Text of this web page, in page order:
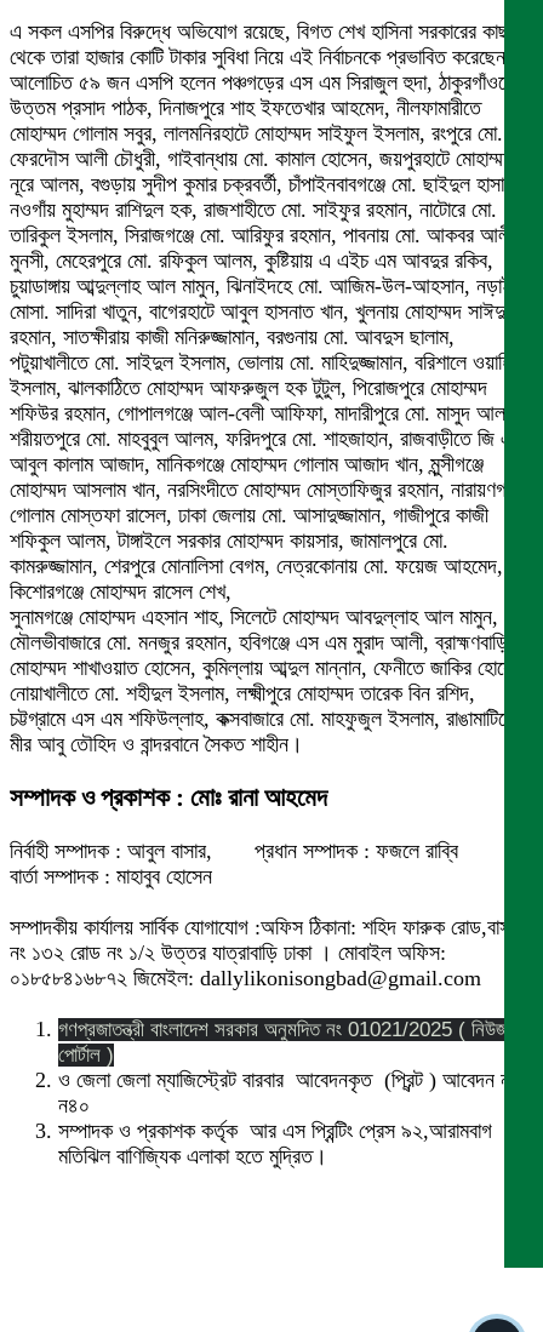
এ সকল এসপির বিরুদ্ধে অভিযোগ রয়েছে, বিগত শেখ হাসিনা সরকারের কাছ
থেকে তারা হাজার কোটি টাকার সুবিধা নিয়ে এই নির্বাচনকে প্রভাবিত করেছেন।
আলোচিত ৫৯ জন এসপি হলেন পঞ্চগড়ের এস এম সিরাজুল হুদা, ঠাকুরগাঁওয়ের
উত্তম প্রসাদ পাঠক, দিনাজপুরে শাহ ইফতেখার আহমেদ, নীলফামারীতে
মোহাম্মদ গোলাম সবুর, লালমনিরহাটে মোহাম্মদ সাইফুল ইসলাম, রংপুরে মো.
ফেরদৌস আলী চৌধুরী, গাইবান্ধায় মো. কামাল হোসেন, জয়পুরহাটে মোহাম্মদ
নূরে আলম, বগুড়ায় সুদীপ কুমার চক্রবর্তী, চাঁপাইনবাবগঞ্জে মো. ছাইদুল হাসান,
নওগাঁয় মুহাম্মদ রাশিদুল হক, রাজশাহীতে মো. সাইফুর রহমান, নাটোরে মো.
তারিকুল ইসলাম, সিরাজগঞ্জে মো. আরিফুর রহমান, পাবনায় মো. আকবর আলী
মুনসী, মেহেরপুরে মো. রফিকুল আলম, কুষ্টিয়ায় এ এইচ এম আবদুর রকিব,
চুয়াডাঙ্গায় আব্দুল্লাহ আল মামুন, ঝিনাইদহে মো. আজিম-উল-আহসান, নড়াইলে
মোসা. সাদিরা খাতুন, বাগেরহাটে আবুল হাসনাত খান, খুলনায় মোহাম্মদ সাঈদুর
রহমান, সাতক্ষীরায় কাজী মনিরুজ্জামান, বরগুনায় মো. আবদুস ছালাম,
পটুয়াখালীতে মো. সাইদুল ইসলাম, ভোলায় মো. মাহিদুজ্জামান, বরিশালে ওয়াহিদুল
ইসলাম, ঝালকাঠিতে মোহাম্মদ আফরুজুল হক টুটুল, পিরোজপুরে মোহাম্মদ
শফিউর রহমান, গোপালগঞ্জে আল-বেলী আফিফা, মাদারীপুরে মো. মাসুদ আলম,
শরীয়তপুরে মো. মাহবুবুল আলম, ফরিদপুরে মো. শাহজাহান, রাজবাড়ীতে জি এম
আবুল কালাম আজাদ, মানিকগঞ্জে মোহাম্মদ গোলাম আজাদ খান, মুন্সীগঞ্জে
মোহাম্মদ আসলাম খান, নরসিংদীতে মোহাম্মদ মোস্তাফিজুর রহমান, নারায়ণগঞ্জে
গোলাম মোস্তফা রাসেল, ঢাকা জেলায় মো. আসাদুজ্জামান, গাজীপুরে কাজী
শফিকুল আলম, টাঙ্গাইলে সরকার মোহাম্মদ কায়সার, জামালপুরে মো.
কামরুজ্জামান, শেরপুরে মোনালিসা বেগম, নেত্রকোনায় মো. ফয়েজ আহমেদ,
কিশোরগঞ্জে মোহাম্মদ রাসেল শেখ,
সুনামগঞ্জে মোহাম্মদ এহসান শাহ, সিলেটে মোহাম্মদ আবদুল্লাহ আল মামুন,
মৌলভীবাজারে মো. মনজুর রহমান, হবিগঞ্জে এস এম মুরাদ আলী, ব্রাহ্মণবাড়িয়ায়
মোহাম্মদ শাখাওয়াত হোসেন, কুমিল্লায় আব্দুল মান্নান, ফেনীতে জাকির হোসেন,
নোয়াখালীতে মো. শহীদুল ইসলাম, লক্ষ্মীপুরে মোহাম্মদ তারেক বিন রশিদ,
চট্টগ্রামে এস এম শফিউল্লাহ, কক্সবাজারে মো. মাহফুজুল ইসলাম, রাঙামাটিতে
মীর আবু তৌহিদ ও বান্দরবানে সৈকত শাহীন।
সম্পাদক ও প্রকাশক : মোঃ রানা আহমেদ
নির্বাহী সম্পাদক : আবুল বাসার, প্রধান সম্পাদক : ফজলে রাব্বি
বার্তা সম্পাদক : মাহাবুব হোসেন
সম্পাদকীয় কার্যালয় সার্বিক যোগাযোগ :অফিস ঠিকানা: শহিদ ফারুক রোড,বাসা
নং ১৩২ রোড নং ১/২ উত্তর যাত্রাবাড়ি ঢাকা । মোবাইল অফিস:
০১৮৫৮৪১৬৮৭২ জিমেইল: dallylikonisongbad@gmail.com
গণপ্রজাতন্ত্রী বাংলাদেশ সরকার অনুমদিত নং 01021/2025 ( নিউজ
পোর্টাল )
ও জেলা জেলা ম্যাজিস্ট্রেট বারবার আবেদনকৃত (প্রিন্ট ) আবেদন নং
ন৪০
সম্পাদক ও প্রকাশক কর্তৃক আর এস প্রিন্টিং প্রেস ৯২,আরামবাগ
মতিঝিল বাণিজ্যিক এলাকা হতে মুদ্রিত।